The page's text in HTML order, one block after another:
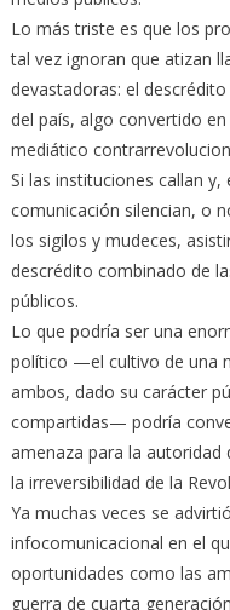
Lo más triste es que los
tal vez ignoran que atizan
devastadoras: el
del país, algo convertido
mediático
Si las instituciones callan
comunicación silencian, o
los sigilos y mudeces,
descrédito combinado de
públicos.
Lo que podría ser una
político —el cultivo de una
ambos, dado su carácter
compartidas— podría
amenaza para la
la irreversibilidad de la
Ya muchas veces se
infocomunicacional en el
oportunidades como las
guerra de cuarta